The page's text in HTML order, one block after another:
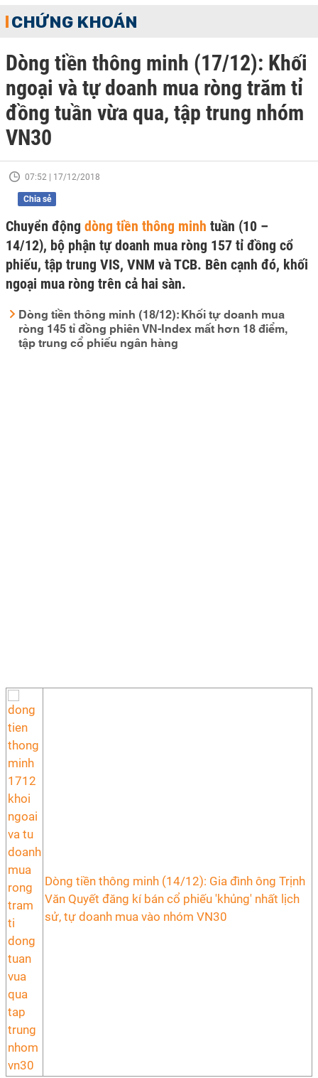
CHỨNG KHOÁN
Dòng tiền thông minh (17/12): Khối
ngoại và tự doanh mua ròng trăm tỉ
đồng tuần vừa qua, tập trung nhóm
VN30
07:52 | 17/12/2018
Chia sẻ
Chuyển động dòng tiền thông minh tuần (10 –
14/12), bộ phận tự doanh mua ròng 157 tỉ đồng cổ
phiếu, tập trung VIS, VNM và TCB. Bên cạnh đó, khối
ngoại mua ròng trên cả hai sàn.
Dòng tiền thông minh (18/12): Khối tự doanh mua
ròng 145 tỉ đồng phiên VN-Index mất hơn 18 điểm,
tập trung cổ phiếu ngân hàng
Dòng tiền thông minh (14/12): Gia đình ông Trịnh
Văn Quyết đăng kí bán cổ phiếu 'khủng' nhất lịch
sử, tự doanh mua vào nhóm VN30